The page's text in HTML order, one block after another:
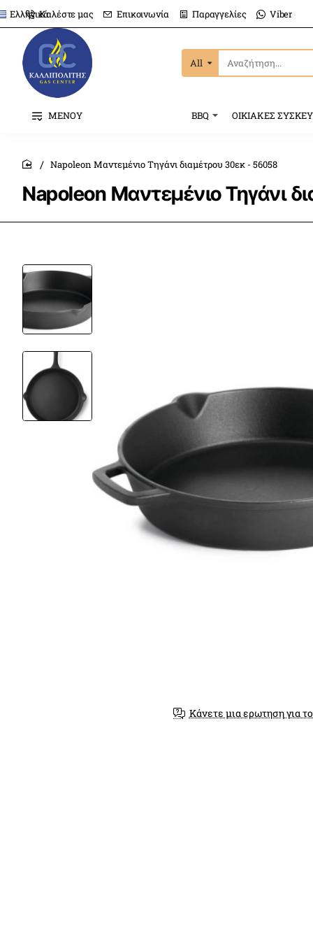
Καλέστε μας Επικοινωνία Παραγγελίες Viber
Ελληνικά
All
Αναζήτηση...
ΜΕΝΟΥ BBQ ΟΙΚΙΑΚΕΣ
Napoleon Μαντεμένιο Τηγάνι
home
Napoleon Μαντεμένιο Τηγάνι διαμέτρου 30εκ - 56058
Κάνετε μια ερωτηση για